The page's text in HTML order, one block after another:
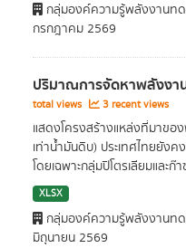
กลุ่มองค์ความรู้พลังงานท
กรกฎาคม 2569
ปริมาณการจัดหาพลังงา
total views
3 recent views
แสดงโครงสร้างแหล่งที่มาข
เท่าน้ำมันดิบ) ประเทศไทยยั
โดยเฉพาะกลุ่มปิโตรเลียมและก๊
XLSX
กลุ่มองค์ความรู้พลังงานท
มิถุนายน 2569